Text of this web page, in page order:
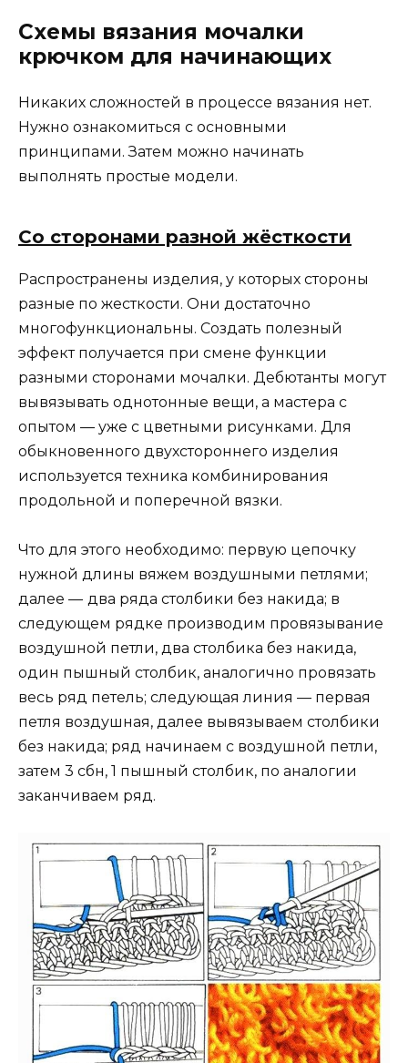
Схемы вязания мочалки
крючком для начинающих
Никаких сложностей в процессе вязания нет.
Нужно ознакомиться с основными
принципами. Затем можно начинать
выполнять простые модели.
Со сторонами разной жёсткости
Распространены изделия, у которых стороны
разные по жесткости. Они достаточно
многофункциональны. Создать полезный
эффект получается при смене функции
разными сторонами мочалки. Дебютанты могут
вывязывать однотонные вещи, а мастера с
опытом — уже с цветными рисунками. Для
обыкновенного двухстороннего изделия
используется техника комбинирования
продольной и поперечной вязки.
Что для этого необходимо: первую цепочку
нужной длины вяжем воздушными петлями;
далее — два ряда столбики без накида; в
следующем рядке производим провязывание
воздушной петли, два столбика без накида,
один пышный столбик, аналогично провязать
весь ряд петель; следующая линия — первая
петля воздушная, далее вывязываем столбики
без накида; ряд начинаем с воздушной петли,
затем 3 сбн, 1 пышный столбик, по аналогии
заканчиваем ряд.